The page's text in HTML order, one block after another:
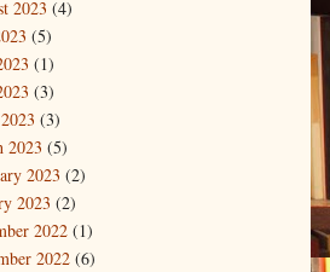
2023 (4)
(5)
(1)
(3)
(3)
2023 (5)
2023 (2)
2023 (2)
2022 (1)
2022 (6)